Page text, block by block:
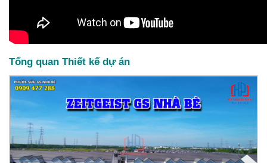
Tổng quan Thiết kế dự án